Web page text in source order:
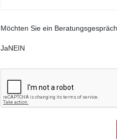
Möchten Sie ein
JaNEIN